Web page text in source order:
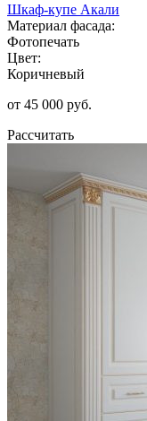
Шкаф-купе Акали
Материал фасада:
Фотопечать
Цвет:
Коричневый
от 45 000 руб.
Рассчитать